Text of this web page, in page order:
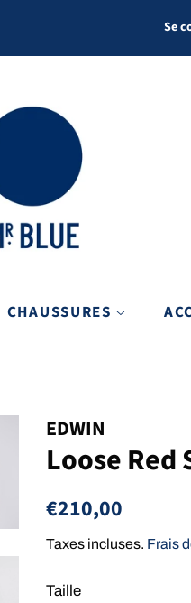
Se
CHAUSSURES
EDWIN
Loose Red
Prix
€210,00
Taxes incluses. Frais
Taille